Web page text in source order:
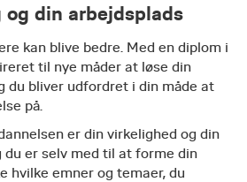
din arbejdsplads
kan blive bedre. Med en diplom i
til nye måder at løse din
du bliver udfordret i din måde at
på.
er din virkelighed og din
du er selv med til at forme din
hvilke emner og temaer, du